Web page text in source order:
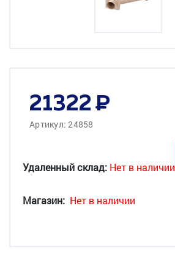
21322
Артикул: 24858
Удаленный склад: Нет в наличии
Магазин: Нет в наличии